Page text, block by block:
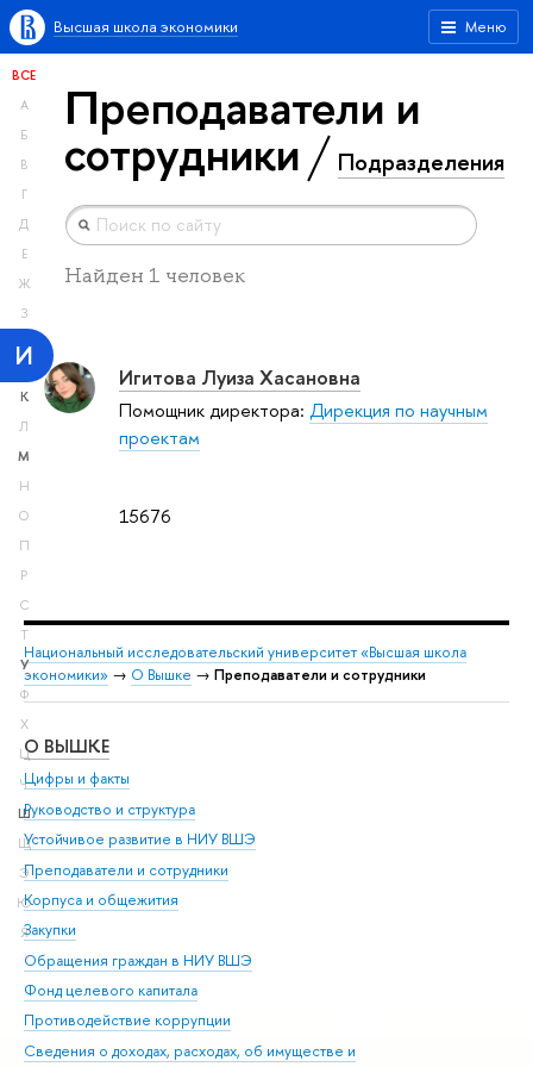
Меню
Высшая школа экономики
ВСЕ
А
Б
В
Г
Д
Е
Ж
З
И
К
Л
М
Н
О
П
Р
С
Т
У
Ф
Х
Ц
Ч
Ш
Щ
Э
Ю
Я
Преподаватели и
сотрудники Подразделения
Найден 1 человек
15676
Игитова Луиза Хасановна
Помощник директора: Дирекция по научным
проектам
Национальный исследовательский университет «Высшая школа
экономики» → О Вышке → Преподаватели и сотрудники
О ВЫШКЕ
Цифры и факты
Руководство и структура
Устойчивое развитие в НИУ ВШЭ
Преподаватели и сотрудники
Корпуса и общежития
Закупки
Обращения граждан в НИУ ВШЭ
Фонд целевого капитала
Противодействие коррупции
Сведения о доходах, расходах, об имуществе и